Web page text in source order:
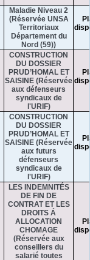
Maladie Niveau 2
(Réservée UNSA
Territoriaux
Département du
Nord (59))
CONSTRUCTION
DU DOSSIER
PRUD’HOMAL ET
SAISINE (Réservée
aux défenseurs
syndicaux de
l'URIF)
CONSTRUCTION
DU DOSSIER
PRUD’HOMAL ET
SAISINE (Réservée
aux futurs
défenseurs
syndicaux de
l'URIF)
LES INDEMNITÉS
DE FIN DE
CONTRAT ET LES
DROITS Á
ALLOCATION
CHOMAGE
(Réservée aux
conseillers du
salarié toutes